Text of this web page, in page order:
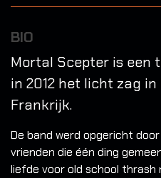
BIO
Mortal Scepter is een
in 2012 het licht zag
Frankrijk.
De band werd opgericht
vrienden die één ding
liefde voor old school thrash